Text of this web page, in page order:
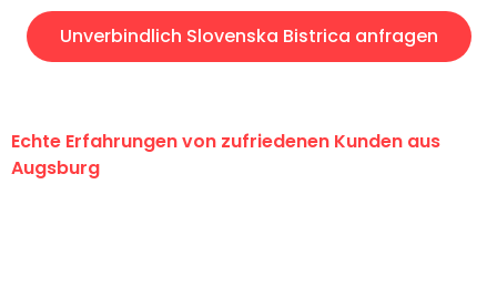
Unverbindlich Slovenska Bistrica anfragen
Echte Erfahrungen von zufriedenen Kunden aus
Augsburg